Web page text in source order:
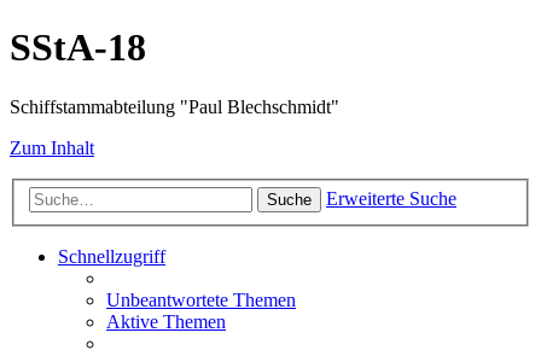
SStA-18
Schiffstammabteilung "Paul Blechschmidt"
Zum Inhalt
Suche Erweiterte Suche
Schnellzugriff
Unbeantwortete Themen
Aktive Themen